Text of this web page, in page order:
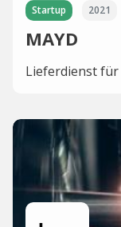
Startup 2021
MAYD
Lieferdienst